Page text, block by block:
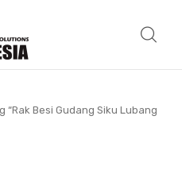
Besi Gudang Siku Lubang